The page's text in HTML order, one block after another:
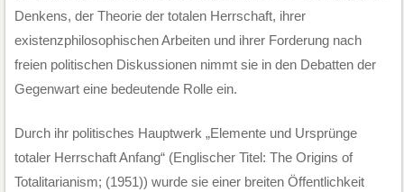
Denkens, der Theorie der totalen Herrschaft, ihrer
existenzphilosophischen Arbeiten und ihrer Forderung nach
freien politischen Diskussionen nimmt sie in den Debatten der
Gegenwart eine bedeutende Rolle ein.
Durch ihr politisches Hauptwerk „Elemente und Ursprünge
totaler Herrschaft Anfang“ (Englischer Titel: The Origins of
Totalitarianism; (1951)) wurde sie einer breiten Öffentlichkeit